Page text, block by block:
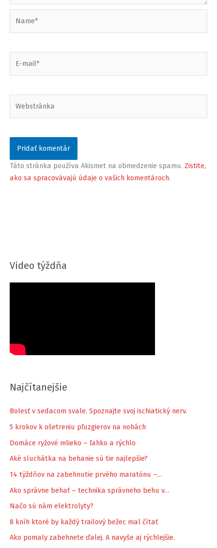
Táto stránka používa Akismet na obmedzenie spamu. Zistite,
ako sa spracovávajú údaje o vašich komentároch.
Video týždňa
Najčítanejšie
Bolesť v sedacom svale. Spoznajte svoj ischiatický nerv.
5 krokov k ošetreniu pľuzgierov na nohách
Domáce ryžové mlieko – ľahko a rýchlo
Aké sluchátka na behanie sú tie najlepšie?
14 týždňov na zabehnutie prvého maratónu –…
Ako správne behať – technika správneho behu v…
Načo sú nám elektrolyty?
8 kníh ktoré by každý trailový bežec mal čítať
Ako pomaly zabehnete ďalej. A navyše aj rýchlejšie.